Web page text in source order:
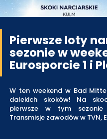
Pierwsze loty
sezonie w
Eurosporcie 1 i
W ten weekend w Bad
dalekich skoków! Na
pierwsze w tym sezonie
Transmisje zawodów w TVN,